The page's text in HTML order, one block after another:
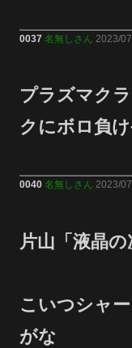
0037 名無しさん 2023/
プラズマク
クにボロ負
0040 名無しさん 2023/
片山「液晶の
こいつシャ
がな